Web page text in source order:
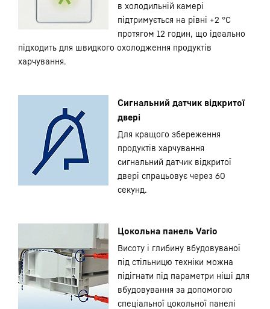
в холодильній камері
підтримується на рівні +2 °С
протягом 12 годин, що ідеально
підходить для швидкого охолодження продуктів
харчування.
Сигнальний датчик відкритої
двері
Для кращого збереження
продуктів харчування
сигнальний датчик відкритої
двері спрацьовує через 60
секунд.
Цокольна панель Vario
Висоту і глибину вбудовуваної
під стільницю техніки можна
підігнати під параметри ніші для
вбудовування за допомогою
спеціальної цокольної панелі